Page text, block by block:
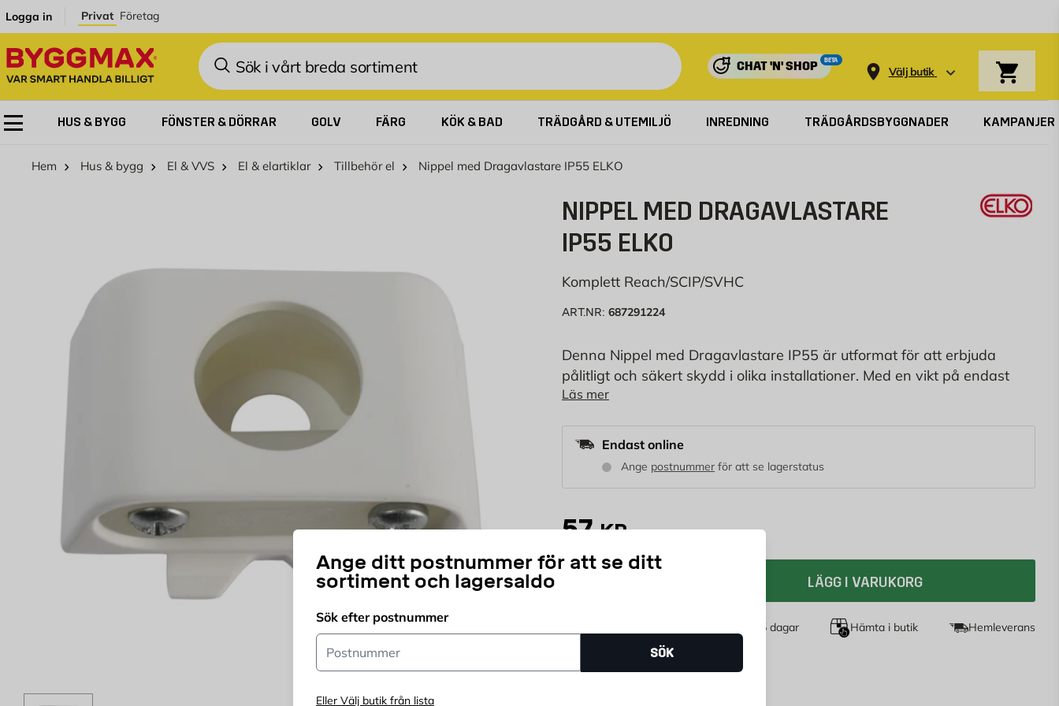
Logga in Privat Företag
Sök
CHAT 'N' SHOP
BETA
Välj butik
Ange ditt postnummer för att se ditt
sortiment och lagersaldo
Sök efter postnummer
Postnummer
SÖK
Eller Välj butik från lista
HUS & BYGG FÖNSTER & DÖRRAR GOLV FÄRG KÖK & BAD TRÄDGÅRD & UTEMILJÖ INREDNING TRÄDGÅRDSBYGGNADER KAMPANJER
Hem Hus & bygg El & VVS El & elartiklar Tillbehör el Nippel med Dragavlastare IP55 ELKO
NIPPEL MED DRAGAVLASTARE
IP55 ELKO
Komplett Reach/SCIP/SVHC
ART.NR: 687291224
Denna Nippel med Dragavlastare IP55 är utformat för att erbjuda
pålitligt och säkert skydd i olika installationer. Med en vikt på endast
0,281 kg är den både lätt och hållbar, lämplig för att hantera och
Läs mer
Endast online
Ange postnummerför att se lagerstatus
57 KR
LÄGG I VARUKORG
Öppet köp i 365 dagar Hämta i butik Hemleverans